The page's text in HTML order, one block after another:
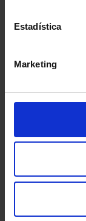
Estadística
Marketing
de la Abogacía.
para los
dedicación